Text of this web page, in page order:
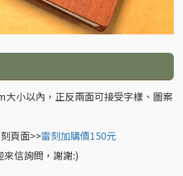
大小以內，正反兩面可接受字樣、圖案
頁面>>雷刻加購價150元
信詢問，謝謝:)